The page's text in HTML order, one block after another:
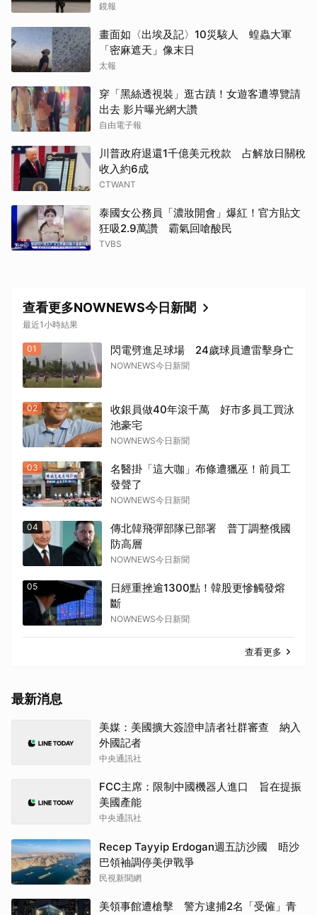
鏡報
畫面如〈出埃及記〉10災駭人 蝗蟲大軍
「密麻遮天」像末日
太報
穿「黑絲透視裝」逛古蹟！女遊客遭導覽請
出去 影片曝光網大讚
自由電子報
川普政府退還1千億美元稅款 占解放日關稅
收入約6成
CTWANT
泰國女公務員「濃妝開會」爆紅！官方貼文
狂吸2.9萬讚 霸氣回嗆酸民
TVBS
查看更多NOWNEWS今日新聞
最近1小時結果
01 閃電劈進足球場 24歲球員遭雷擊身亡
NOWNEWS今日新聞
02
收銀員做40年滾千萬 好市多員工買泳
池豪宅
NOWNEWS今日新聞
03
名醫掛「這大咖」布條遭獵巫！前員工
發聲了
NOWNEWS今日新聞
04
傳北韓飛彈部隊已部署 普丁調整俄國
防高層
NOWNEWS今日新聞
05
日經重挫逾1300點！韓股更慘觸發熔
斷
NOWNEWS今日新聞
查看更多
最新消息
美媒：美國擴大簽證申請者社群審查 納入
外國記者
中央通訊社
FCC主席：限制中國機器人進口 旨在提振
美國產能
中央通訊社
Recep Tayyip Erdogan週五訪沙國 晤沙
巴領袖調停美伊戰爭
民視新聞網
美領事館遭槍擊 警方逮捕2名「受僱」青
取消